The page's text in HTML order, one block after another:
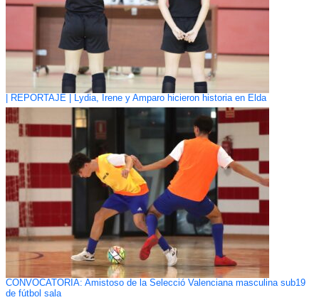
| REPORTAJE | Lydia, Irene y Amparo hicieron historia en Elda
CONVOCATORIA: Amistoso de la Selecció Valenciana masculina sub19
de fútbol sala